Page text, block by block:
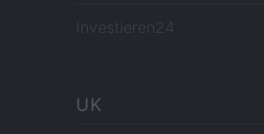
Investieren24
UK